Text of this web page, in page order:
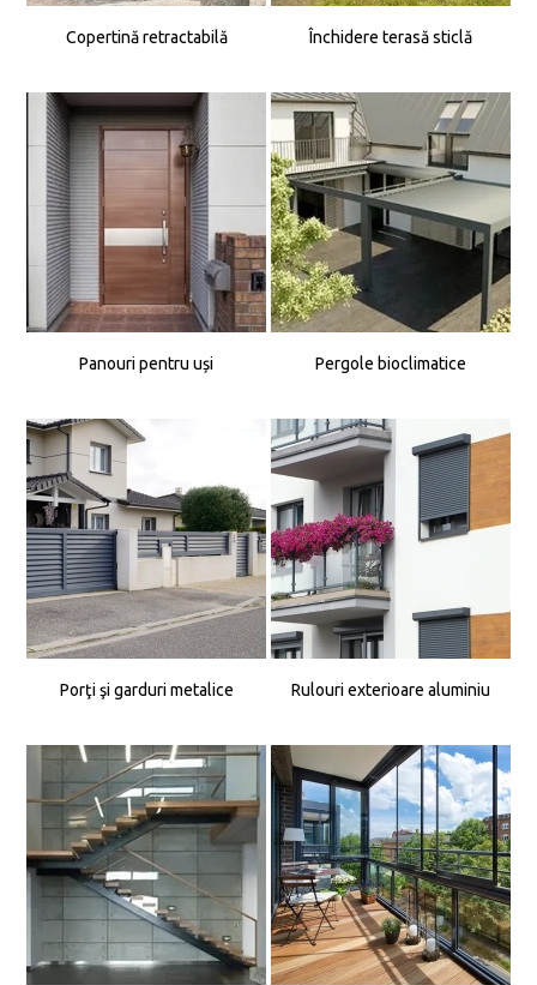
Copertină retractabilă Închidere terasă sticlă
Panouri pentru uși Pergole bioclimatice
Porţi şi garduri metalice Rulouri exterioare aluminiu